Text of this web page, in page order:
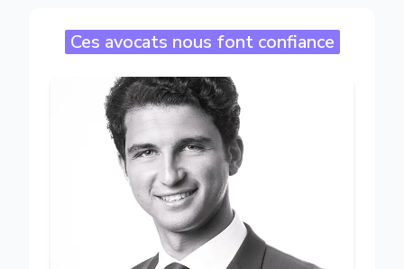
Ces avocats nous font confiance